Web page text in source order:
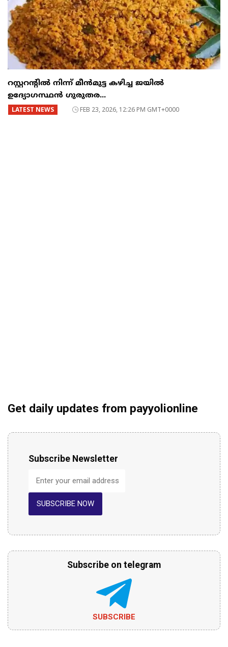
റസ്റ്ററന്റില്‍ നിന്ന് മീന്‍മുട്ട കഴിച്ച ജയില്‍
ഉദ്യോഗസ്ഥന്‍ ഗുരുതര...
LATEST NEWS FEB 23, 2026, 12:26 PM GMT+0000
Get daily updates from payyolionline
Subscribe Newsletter
SUBSCRIBE NOW
Subscribe on telegram
SUBSCRIBE